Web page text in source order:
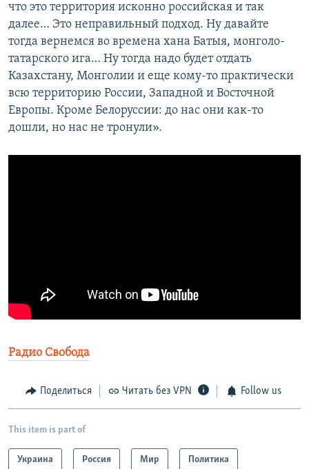
что это территория исконно российская и так
далее… Это неправильный подход. Ну давайте
тогда вернемся во времена хана Батыя, монголо-
татарского ига… Ну тогда надо будет отдать
Казахстану, Монголии и еще кому-то практически
всю территорию России, Западной и Восточной
Европы. Кроме Белоруссии: до нас они как-то
дошли, но нас не тронули».
Радио Свобода
Поделиться Читать без VPN Follow us
This item is part of
Украина Россия Мир Политика